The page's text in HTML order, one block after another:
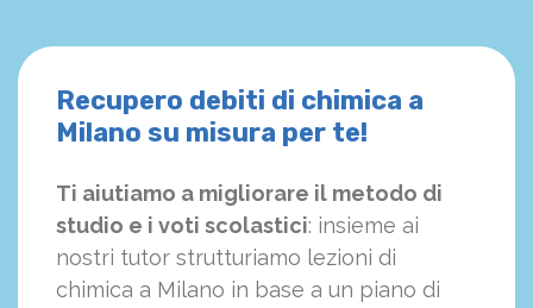
Recupero debiti di chimica a
Milano su misura per te!
Ti aiutiamo a migliorare il metodo di
studio e i voti scolastici: insieme ai
nostri tutor strutturiamo lezioni di
chimica a Milano in base a un piano di